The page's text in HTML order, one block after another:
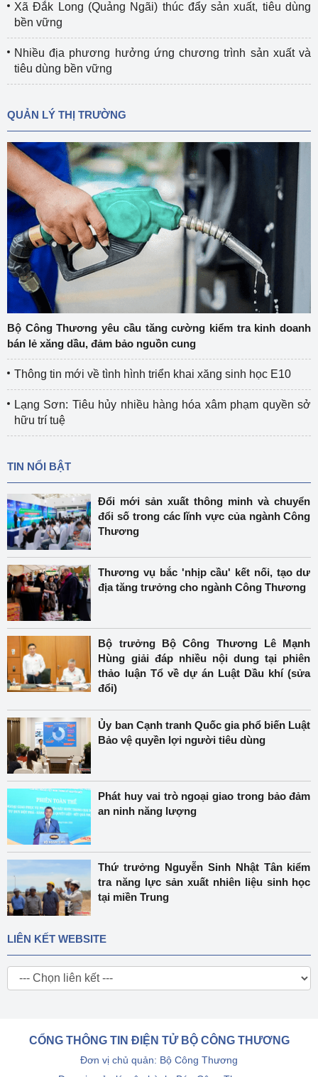
Xã Đắk Long (Quảng Ngãi) thúc đẩy sản xuất, tiêu dùng
bền vững
Nhiều địa phương hưởng ứng chương trình sản xuất và
tiêu dùng bền vững
QUẢN LÝ THỊ TRƯỜNG
Bộ Công Thương yêu cầu tăng cường kiểm tra kinh doanh
bán lẻ xăng dầu, đảm bảo nguồn cung
Thông tin mới về tình hình triển khai xăng sinh học E10
Lạng Sơn: Tiêu hủy nhiều hàng hóa xâm phạm quyền sở
hữu trí tuệ
TIN NỔI BẬT
Đổi mới sản xuất thông minh và chuyển
đổi số trong các lĩnh vực của ngành Công
Thương
Thương vụ bắc 'nhịp cầu' kết nối, tạo dư
địa tăng trưởng cho ngành Công Thương
Bộ trưởng Bộ Công Thương Lê Mạnh
Hùng giải đáp nhiều nội dung tại phiên
thảo luận Tổ về dự án Luật Dầu khí (sửa
đổi)
Ủy ban Cạnh tranh Quốc gia phổ biến Luật
Bảo vệ quyền lợi người tiêu dùng
Phát huy vai trò ngoại giao trong bảo đảm
an ninh năng lượng
Thứ trưởng Nguyễn Sinh Nhật Tân kiểm
tra năng lực sản xuất nhiên liệu sinh học
tại miền Trung
LIÊN KẾT WEBSITE
CỔNG THÔNG TIN ĐIỆN TỬ BỘ CÔNG THƯƠNG
Đơn vị chủ quản: Bộ Công Thương